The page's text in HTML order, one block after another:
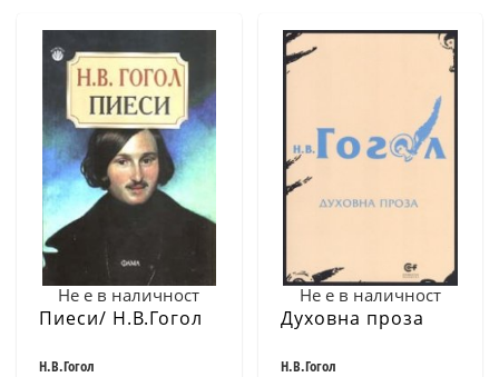
Не е в наличност
Пиеси/ Н.В.Гогол
Н.В.Гогол
Не е в наличност
Духовна проза
Н.В.Гогол